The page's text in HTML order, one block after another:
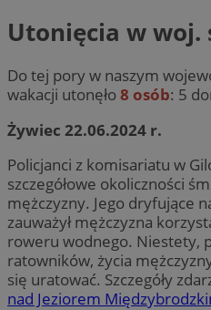
Utonięcia w woj.
Do tej pory w naszym
wakacji utonęło8 osób: 5
Żywiec 22.06.2024 r.
Policjanci z komisariatu w
szczegółowe okoliczności
mężczyzny. Jego dryfujące
zauważył mężczyzna
roweru wodnego. Niestety,
ratowników, życia
się uratować. Szczegóły
nad Jeziorem